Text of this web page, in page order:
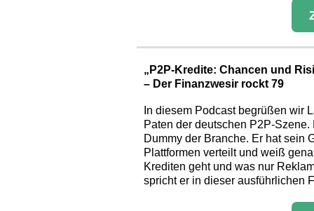
„P2P-Kredite: Chancen und
– Der Finanzwesir rockt 79
In diesem Podcast begrüßen wir
Paten der deutschen P2P-Szene.
Dummy der Branche. Er hat sein
Plattformen verteilt und weiß
Krediten geht und was nur
spricht er in dieser ausführlichen